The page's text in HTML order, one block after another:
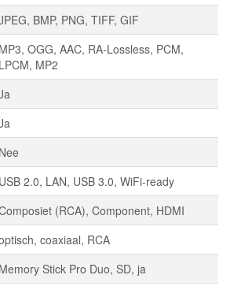
BMP, PNG, TIFF, GIF
MP3, OGG, AAC, RA-Lossless, PCM,
LPCM, MP2
Nee
USB 2.0, LAN, USB 3.0, WiFi-ready
(RCA), Component, HDMI
coaxiaal, RCA
Memory Stick Pro Duo, SD, ja